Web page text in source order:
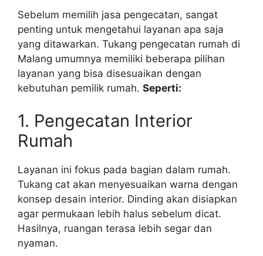
Sebelum memilih jasa pengecatan, sangat
penting untuk mengetahui layanan apa saja
yang ditawarkan. Tukang pengecatan rumah di
Malang umumnya memiliki beberapa pilihan
layanan yang bisa disesuaikan dengan
kebutuhan pemilik rumah. Seperti:
1. Pengecatan Interior
Rumah
Layanan ini fokus pada bagian dalam rumah.
Tukang cat akan menyesuaikan warna dengan
konsep desain interior. Dinding akan disiapkan
agar permukaan lebih halus sebelum dicat.
Hasilnya, ruangan terasa lebih segar dan
nyaman.